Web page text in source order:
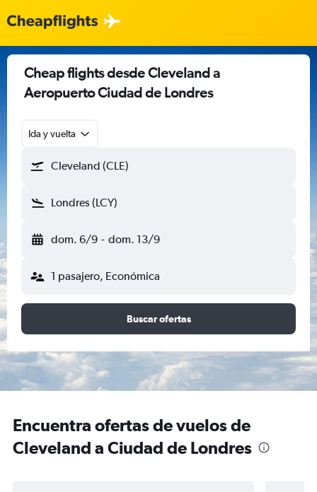
Cheap flights desde Cleveland a
Aeropuerto Ciudad de Londres
Ida y vuelta
Cleveland (CLE)
Londres (LCY)
dom. 6/9 - dom. 13/9
1 pasajero, Económica
Buscar ofertas
Encuentra ofertas de vuelos de
Cleveland a Ciudad de Londres